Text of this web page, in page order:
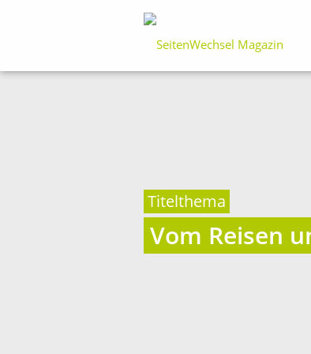
Titelthema
Vom Reisen